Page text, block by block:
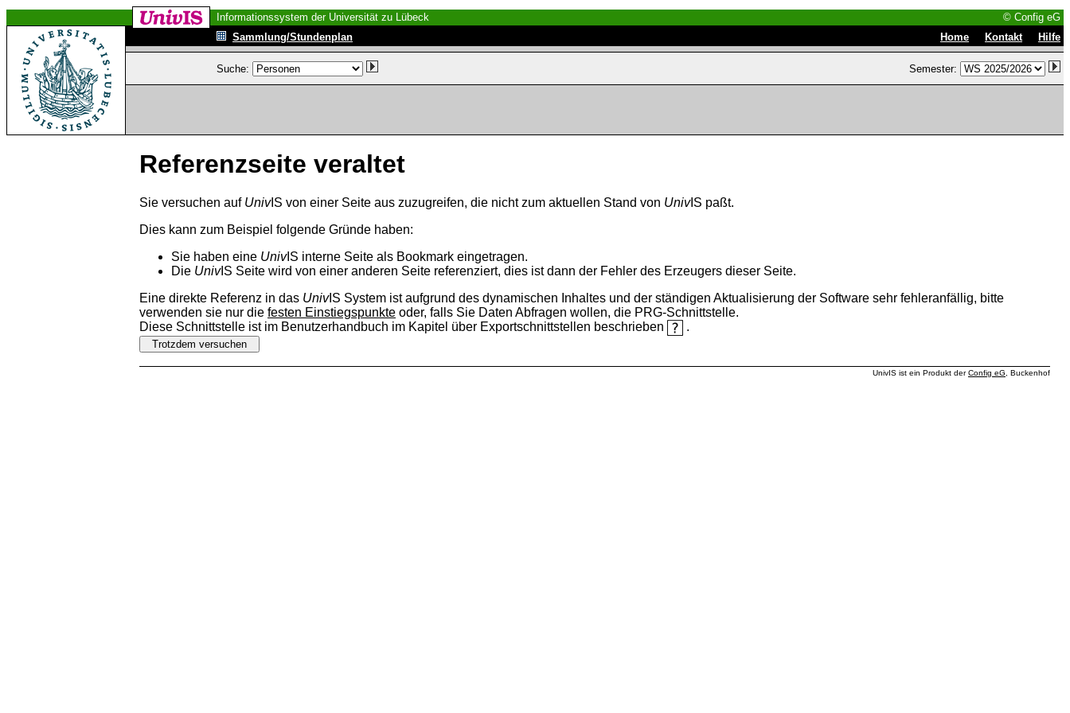
Informationssystem der Universität zu Lübeck
© Config eG
Sammlung/Stundenplan
Home Kontakt Hilfe
Suche: Semester:
Referenzseite veraltet
Sie versuchen auf UnivIS von einer Seite aus zuzugreifen, die nicht zum aktuellen Stand von UnivIS paßt.
Dies kann zum Beispiel folgende Gründe haben:
Sie haben eine UnivIS interne Seite als Bookmark eingetragen.
Die UnivIS Seite wird von einer anderen Seite referenziert, dies ist dann der Fehler des Erzeugers dieser Seite.
Eine direkte Referenz in das UnivIS System ist aufgrund des dynamischen Inhaltes und der ständigen Aktualisierung der Software sehr fehleranfällig, bitte
verwenden sie nur die festen Einstiegspunkte oder, falls Sie Daten Abfragen wollen, die PRG-Schnittstelle.
Diese Schnittstelle ist im Benutzerhandbuch im Kapitel über Exportschnittstellen beschrieben
.
UnivIS ist ein Produkt derConfig eG , Buckenhof